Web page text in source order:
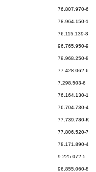
76.807.970-6
78.964.150-1
76.115.139-8
96.765.950-9
79.968.250-8
77.428.062-6
7.298.503-6
76.164.130-1
76.704.730-4
77.739.780-K
77.806.520-7
78.171.890-4
9.225.072-5
96.855.060-8